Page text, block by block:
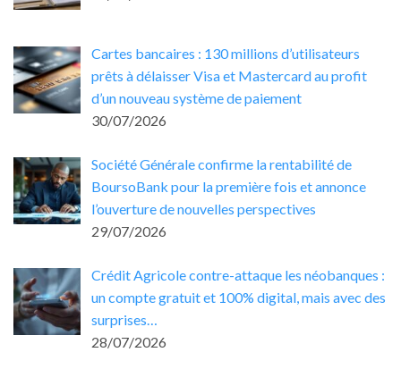
Cartes bancaires : 130 millions d’utilisateurs
prêts à délaisser Visa et Mastercard au profit
d’un nouveau système de paiement
30/07/2026
Société Générale confirme la rentabilité de
BoursoBank pour la première fois et annonce
l’ouverture de nouvelles perspectives
29/07/2026
Crédit Agricole contre-attaque les néobanques :
un compte gratuit et 100% digital, mais avec des
surprises…
28/07/2026